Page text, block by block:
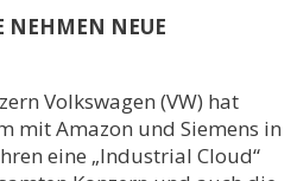
NEHMEN NEUE
Volkswagen (VW) hat
mit Amazon und Siemens in
eine „Industrial Cloud“